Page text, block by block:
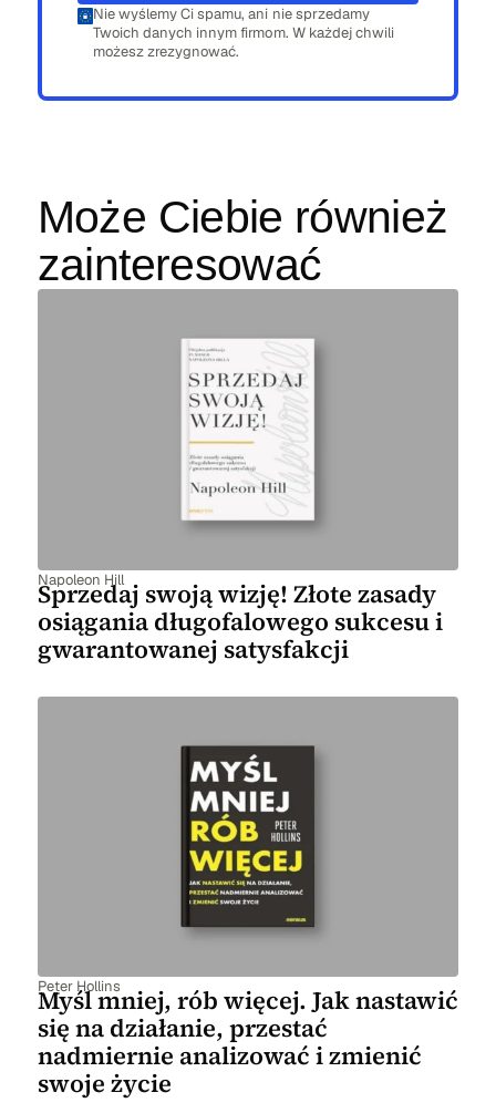
Nie wyślemy Ci spamu, ani nie sprzedamy
Twoich danych innym firmom. W każdej chwili
możesz zrezygnować.
Może Ciebie również
zainteresować
Napoleon Hill
Sprzedaj swoją wizję! Złote zasady
osiągania długofalowego sukcesu i
gwarantowanej satysfakcji
Peter Hollins
Myśl mniej, rób więcej. Jak nastawić
się na działanie, przestać
nadmiernie analizować i zmienić
swoje życie